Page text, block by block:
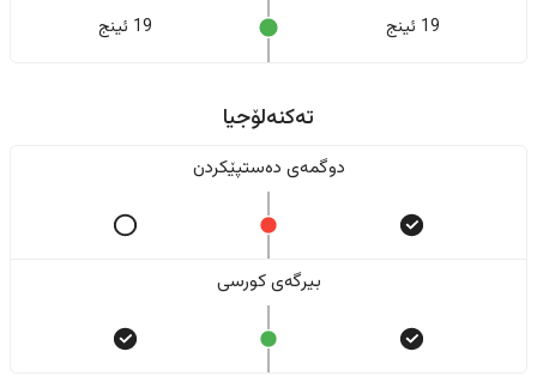
19 ئینج 19 ئینج
تەکنەلۆجیا
دوگمەی دەستپێکردن
بیرگەی کورسی